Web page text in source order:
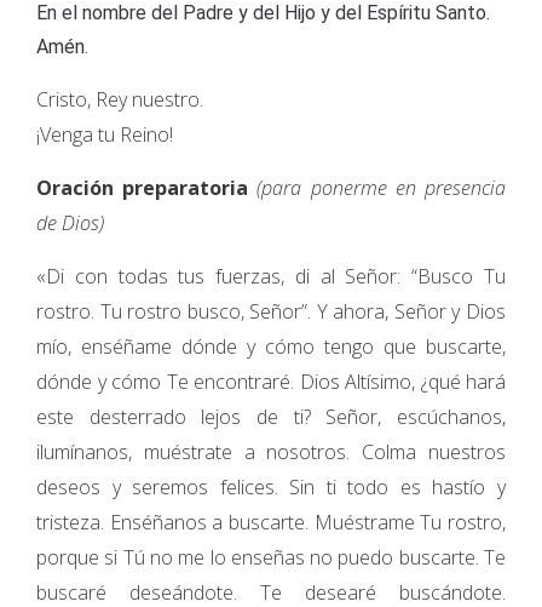
En el nombre del Padre y del Hijo y del Espíritu Santo.
Amén.
Cristo, Rey nuestro.
¡Venga tu Reino!
Oración preparatoria (para ponerme en presencia
de Dios)
«Di con todas tus fuerzas, di al Señor: “Busco Tu
rostro. Tu rostro busco, Señor”. Y ahora, Señor y Dios
mío, enséñame dónde y cómo tengo que buscarte,
dónde y cómo Te encontraré. Dios Altísimo, ¿qué hará
este desterrado lejos de ti? Señor, escúchanos,
ilumínanos, muéstrate a nosotros. Colma nuestros
deseos y seremos felices. Sin ti todo es hastío y
tristeza. Enséñanos a buscarte. Muéstrame Tu rostro,
porque si Tú no me lo enseñas no puedo buscarte. Te
buscaré deseándote. Te desearé buscándote.